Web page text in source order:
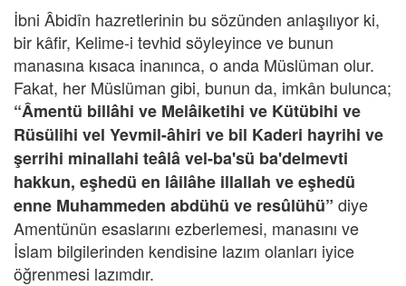
İbni Âbidîn hazretlerinin bu sözünden anlaşılıyor ki,
bir kâfir, Kelime-i tevhid söyleyince ve bunun
manasına kısaca inanınca, o anda Müslüman olur.
Fakat, her Müslüman gibi, bunun da, imkân bulunca;
“Âmentü billâhi ve Melâiketihi ve Kütübihi ve
Rüsülihi vel Yevmil-âhiri ve bil Kaderi hayrihi ve
şerrihi minallahi teâlâ vel-ba'sü ba'delmevti
hakkun, eşhedü en lâilâhe illallah ve eşhedü
enne Muhammeden abdühü ve resûlühü” diye
Amentünün esaslarını ezberlemesi, manasını ve
İslam bilgilerinden kendisine lazım olanları iyice
öğrenmesi lazımdır.